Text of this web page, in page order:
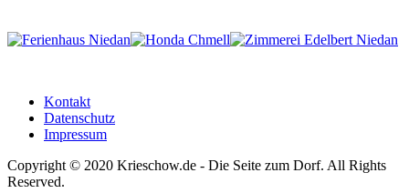
anzulegen. Bitte registrieren Sie sich...
Kontakt
Datenschutz
Impressum
Copyright © 2020 Krieschow.de - Die Seite zum Dorf. All Rights
Reserved.